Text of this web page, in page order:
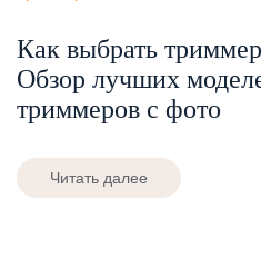
Как выбрать
Обзор лучших
триммеров с фото
Читать далее